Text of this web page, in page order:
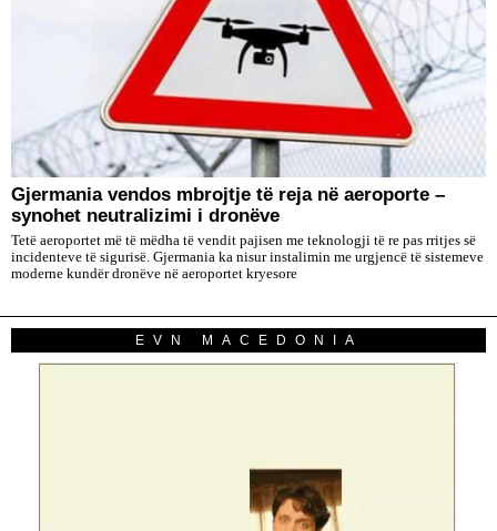
Gjermania vendos mbrojtje të reja në aeroporte –
synohet neutralizimi i dronëve
Tetë aeroportet më të mëdha të vendit pajisen me teknologji të re pas rritjes së
incidenteve të sigurisë. Gjermania ka nisur instalimin me urgjencë të sistemeve
moderne kundër dronëve në aeroportet kryesore
EVN MACEDONIA